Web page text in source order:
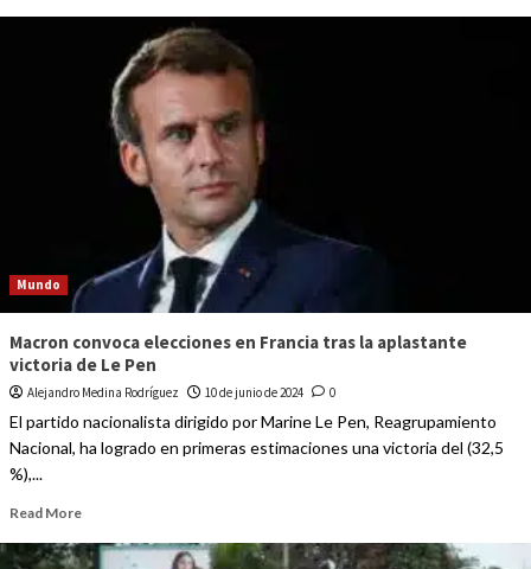
Mundo
Macron convoca elecciones en Francia tras la aplastante
victoria de Le Pen
Alejandro Medina Rodríguez 10 de junio de 2024 0
El partido nacionalista dirigido por Marine Le Pen, Reagrupamiento
Nacional, ha logrado en primeras estimaciones una victoria del (32,5
%),...
Read More